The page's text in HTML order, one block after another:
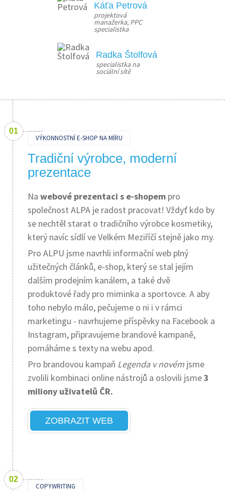
Káťa Petrová
projektová
manažerka, PPC
specialistka
Radka Štolfová
specialistka na
sociální sítě
VÝKONNOSTNÍ E-SHOP NA MÍRU
Tradiční výrobce, moderní
prezentace
Na webové prezentaci s e-shopem pro
společnost ALPA je radost pracovat! Vždyť kdo by
se nechtěl starat o tradičního výrobce kosmetiky,
který navíc sídlí ve Velkém Meziříčí stejně jako my.
Pro ALPU jsme navrhli informační web plný
užitečných článků, e-shop, který se stal jejím
dalším prodejním kanálem, a také dvě
produktové řady pro miminka a sportovce. A aby
toho nebylo málo, pečujeme o ni i v rámci
marketingu - navrhujeme příspěvky na Facebook a
Instagram, připravujeme brandové kampaně,
pomáháme s texty na webu apod.
Pro brandovou kampaň Legenda v novém jsme
zvolili kombinaci online nástrojů a oslovili jsme3
miliony uživatelů ČR.
ZOBRAZIT WEB
COPYWRITING